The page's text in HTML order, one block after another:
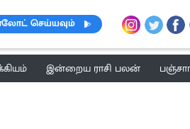
செய்யவும்
இன்றைய ராசி பலன்